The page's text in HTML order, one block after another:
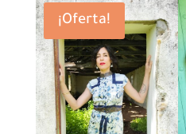
49.90€.
¡Oferta!